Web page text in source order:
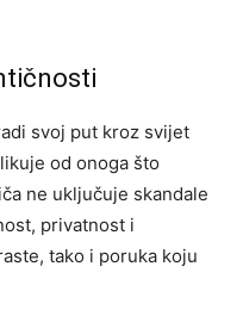
svoj put kroz svijet
od onoga što
ne uključuje skandale
privatnost i
tako i poruka koju